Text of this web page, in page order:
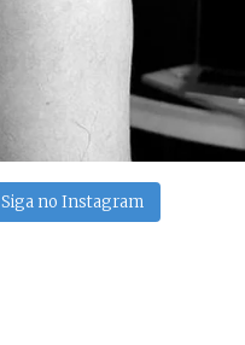
Siga no Instagram